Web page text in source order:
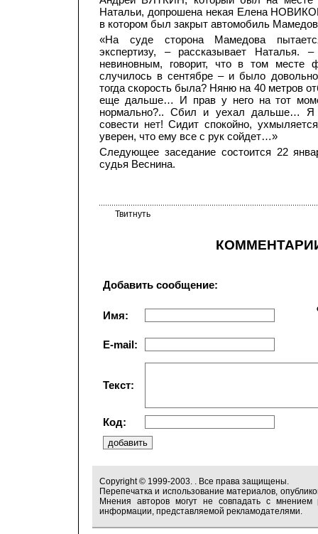
Натальи, допрошена некая Елена
в котором был закрыт автомобиль
«На суде сторона Мамедова
экспертизу, – рассказывает Наталья.
невиновным, говорит, что в том
случилось в сентябре – и было
тогда скорость была? Няню на 40 метров
еще дальше… И прав у него на тот
нормально?.. Сбил и уехал дальше…
совести нет! Сидит спокойно,
уверен, что ему все с рук сойдет…»
Следующее заседание состоится 22
судья Веснина.
Твитнуть
Добавить сообщение:
Имя:
E-mail:
Текст:
Код:
Copyright © 1999-2003. . Все права защищены.
Перепечатка и использование материалов,
Мнения авторов могут не совпадать с мнением
информации, представляемой рекламодателями.